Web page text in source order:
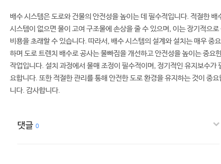
배수 시스템은 도로와 건물의 안전성을 높이는 데 필수적입니다. 적절한 배
시스템이 없으면 물이 고여 구조물에 손상을 줄 수 있으며, 이는 장기적으로
비용을 초래할 수 있습니다. 따라서, 배수 시스템의 설계와 설치는 매우 중요
하며 도로 트렌치 배수로 공사는 물빠짐을 개선하고 안전성을 높이는 중요
작업입니다. 설치 과정에서 물매 조정이 필수적이며, 정기적인 유지보수가
요합니다. 또한 적절한 관리를 통해 안전한 도로 환경을 유지하는 것이 중요
니다. 감사합니다.
댓글 0